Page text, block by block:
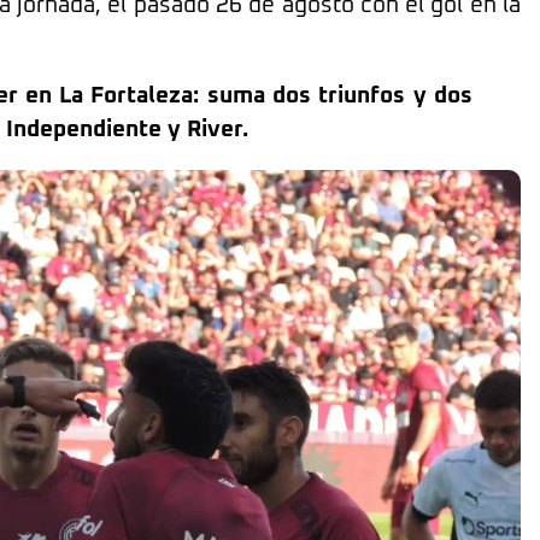
jornada, el pasado 26 de agosto con el gol en la
en La Fortaleza: suma dos triunfos y dos
y River.